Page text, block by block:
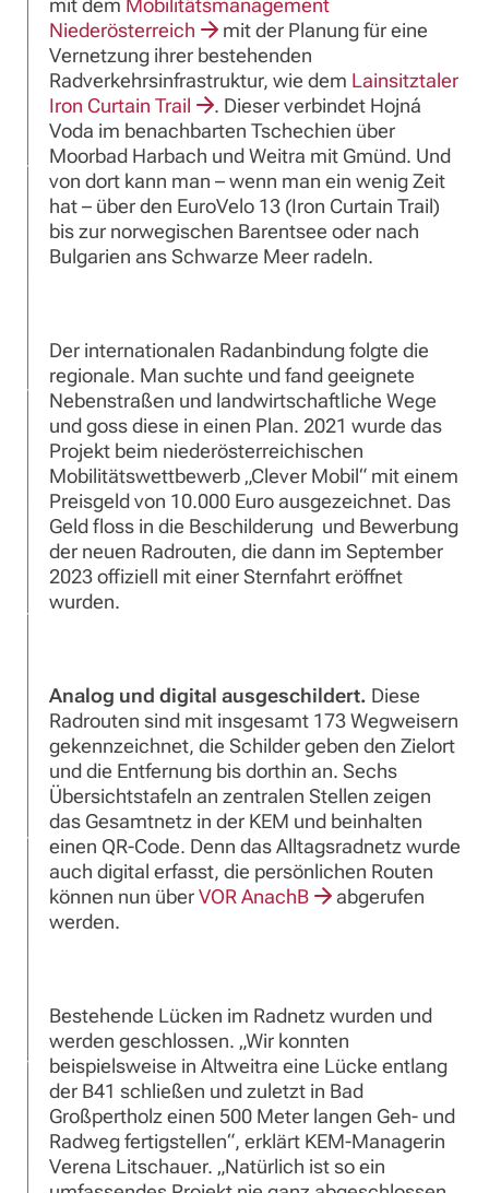
mit dem Mobilitätsmanagement
Niederösterreich
mit der Planung für eine
Vernetzung ihrer bestehenden
Radverkehrsinfrastruktur, wie dem Lainsitztaler
Iron Curtain Trail
. Dieser verbindet Hojná
Voda im benachbarten Tschechien über
Moorbad Harbach und Weitra mit Gmünd. Und
von dort kann man – wenn man ein wenig Zeit
hat – über den EuroVelo 13 (Iron Curtain Trail)
bis zur norwegischen Barentsee oder nach
Bulgarien ans Schwarze Meer radeln.
Der internationalen Radanbindung folgte die
regionale. Man suchte und fand geeignete
Nebenstraßen und landwirtschaftliche Wege
und goss diese in einen Plan. 2021 wurde das
Projekt beim niederösterreichischen
Mobilitätswettbewerb „Clever Mobil“ mit einem
Preisgeld von 10.000 Euro ausgezeichnet. Das
Geld floss in die Beschilderung und Bewerbung
der neuen Radrouten, die dann im September
2023 offiziell mit einer Sternfahrt eröffnet
wurden.
Analog und digital ausgeschildert. Diese
Radrouten sind mit insgesamt 173 Wegweisern
gekennzeichnet, die Schilder geben den Zielort
und die Entfernung bis dorthin an. Sechs
Übersichtstafeln an zentralen Stellen zeigen
das Gesamtnetz in der KEM und beinhalten
einen QR-Code. Denn das Alltagsradnetz wurde
auch digital erfasst, die persönlichen Routen
können nun überVOR AnachB
abgerufen
werden.
Bestehende Lücken im Radnetz wurden und
werden geschlossen. „Wir konnten
beispielsweise in Altweitra eine Lücke entlang
der B41 schließen und zuletzt in Bad
Großpertholz einen 500 Meter langen Geh- und
Radweg fertigstellen“, erklärt KEM-Managerin
Verena Litschauer. „Natürlich ist so ein